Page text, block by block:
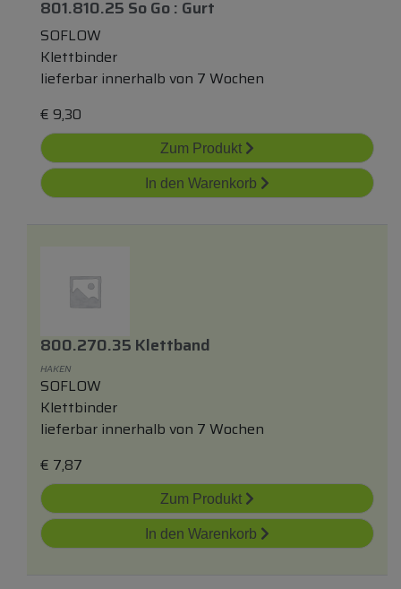
801.810.25 So Go : Gurt
SOFLOW
Klettbinder
lieferbar innerhalb von 7 Wochen
€ 9,30
Zum Produkt
In den Warenkorb
800.270.35 Klettband
HAKEN
SOFLOW
Klettbinder
lieferbar innerhalb von 7 Wochen
€ 7,87
Zum Produkt
In den Warenkorb